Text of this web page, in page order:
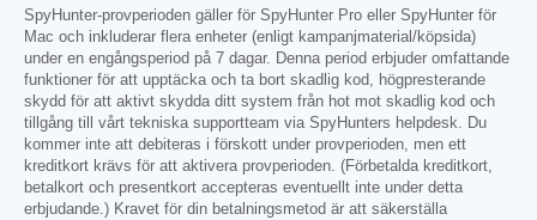
SpyHunter-provperioden gäller för SpyHunter Pro eller SpyHunter för
Mac och inkluderar flera enheter (enligt kampanjmaterial/köpsida)
under en engångsperiod på 7 dagar. Denna period erbjuder omfattande
funktioner för att upptäcka och ta bort skadlig kod, högpresterande
skydd för att aktivt skydda ditt system från hot mot skadlig kod och
tillgång till vårt tekniska supportteam via SpyHunters helpdesk. Du
kommer inte att debiteras i förskott under provperioden, men ett
kreditkort krävs för att aktivera provperioden. (Förbetalda kreditkort,
betalkort och presentkort accepteras eventuellt inte under detta
erbjudande.) Kravet för din betalningsmetod är att säkerställa